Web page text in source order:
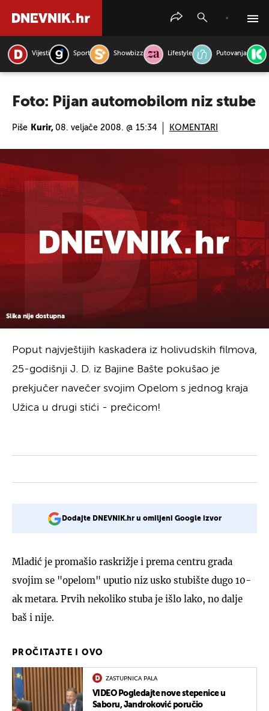
Vijesti Sport Showbizz Lifestyle Putovanja
Foto: Pijan automobilom niz stube
Piše Kurir, 08. veljače 2008. @ 15:34 KOMENTARI
Slika nije dostupna
Poput najvještijih kaskadera iz holivudskih filmova,
25-godišnji J. D. iz Bajine Bašte pokušao je
prekjučer navečer svojim Opelom s jednog kraja
Užica u drugi stići - prečicom!
Dodajte DNEVNIK.hr u omiljeni Google izvor
Mladić je promašio raskrižje i prema centru grada
svojim se "opelom" uputio niz usko stubište dugo 10-
ak metara. Prvih nekoliko stuba je išlo lako, no dalje
baš i nije.
PROČITAJTE I OVO
ZASTUPNICA PALA
VIDEO Pogledajte nove stepenice u
Saboru, Jandroković poručio
PRETRAŽITE VIJESTI